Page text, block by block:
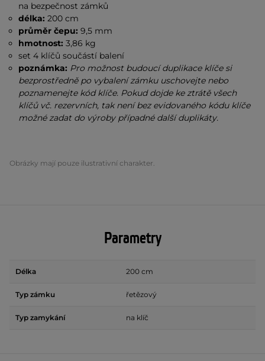
na bezpečnost zámků
délka: 200 cm
průměr čepu: 9,5 mm
hmotnost:3,86 kg
set 4 klíčů součástí balení
poznámka: Pro možnost budoucí duplikace klíče si
bezprostředně po vybalení zámku uschovejte nebo
poznamenejte kód klíče. Pokud dojde ke ztrátě všech
klíčů vč. rezervních, tak není bez evidovaného kódu klíče
možné zadat do výroby případné další duplikáty.
Obrázky mají pouze ilustrativní charakter.
Parametry
Délka 200 cm
Typ zámku řetězový
Typ zamykání na klíč